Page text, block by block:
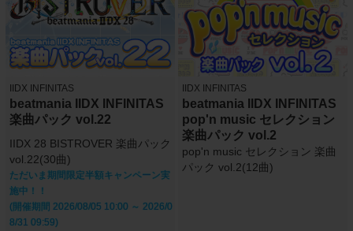
IIDX INFINITAS
beatmania IIDX INFINITAS
楽曲パック vol.22
IIDX 28 BISTROVER 楽曲パック
vol.22(30曲)
ただいま期間限定半額キャンペーン実
施中！！
(開催期間 2026/08/05 10:00 ～ 2026/0
8/31 09:59)
IIDX INFINITAS
beatmania IIDX INFINITAS
pop'n music セレクション
楽曲パック vol.2
pop'n music セレクション 楽曲
パック vol.2(12曲)